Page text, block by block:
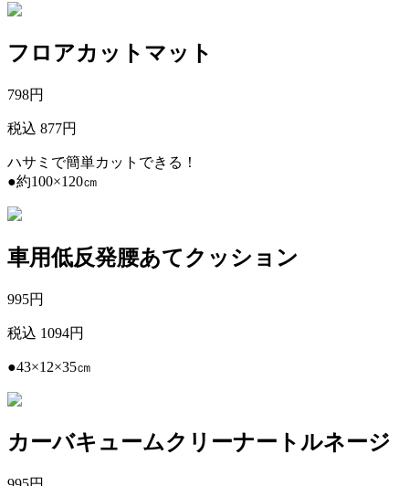
フロアカットマット
798円
税込 877円
ハサミで簡単カットできる！
●約100×120㎝
車用低反発腰あてクッション
995円
税込 1094円
●43×12×35㎝
カーバキュームクリーナートルネージ